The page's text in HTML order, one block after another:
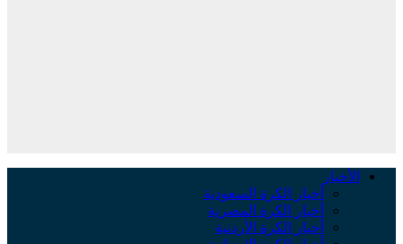
الأخبار
أخبار الكرة السعودية
أخبار الكرة المصرية
أخبار الكرة الأردنية